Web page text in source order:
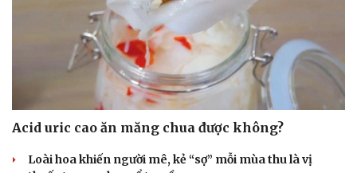
Acid uric cao ăn măng chua được không?
Loài hoa khiến người mê, kẻ “sợ” mỗi mùa thu là vị